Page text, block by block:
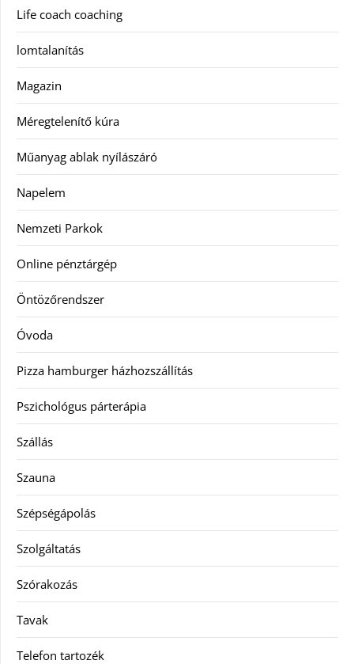
Life coach coaching
lomtalanítás
Magazin
Méregtelenítő kúra
Műanyag ablak nyílászáró
Napelem
Nemzeti Parkok
Online pénztárgép
Öntözőrendszer
Óvoda
Pizza hamburger házhozszállítás
Pszichológus párterápia
Szállás
Szauna
Szépségápolás
Szolgáltatás
Szórakozás
Tavak
Telefon tartozék